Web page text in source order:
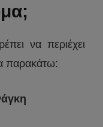
να περιέχει
παρακάτω: